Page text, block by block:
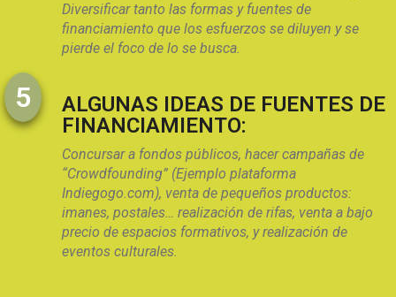
Diversificar tanto las formas y fuentes de
financiamiento que los esfuerzos se diluyen y se
pierde el foco de lo se busca.
5
ALGUNAS IDEAS DE FUENTES DE
FINANCIAMIENTO:
Concursar a fondos públicos, hacer campañas de
“Crowdfounding” (Ejemplo plataforma
Indiegogo.com), venta de pequeños productos:
imanes, postales… realización de rifas, venta a bajo
precio de espacios formativos, y realización de
eventos culturales.